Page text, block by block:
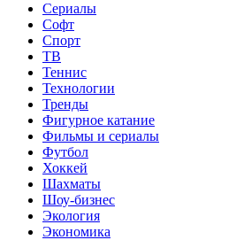
Сериалы
Софт
Спорт
ТВ
Теннис
Технологии
Тренды
Фигурное катание
Фильмы и сериалы
Футбол
Хоккей
Шахматы
Шоу-бизнес
Экология
Экономика